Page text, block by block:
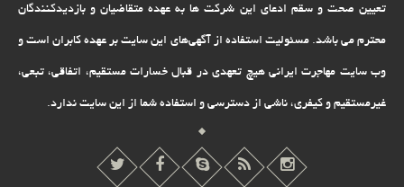
تعیین صحت و سقم ادعای این شرکت ها به عهده متقاضیان و بازدیدکنندگان
محترم می باشد. مسئولیت استفاده از آگهی‌های این سایت بر عهده کابران است و
وب سایت مهاجرت ایرانی هیچ تعهدى در قبال خسارات مستقیم، اتفاقى، تبعى،
غیرمستقیم و کیفرى، ناشى از دسترسى و استفاده شما از این سایت ندارد.